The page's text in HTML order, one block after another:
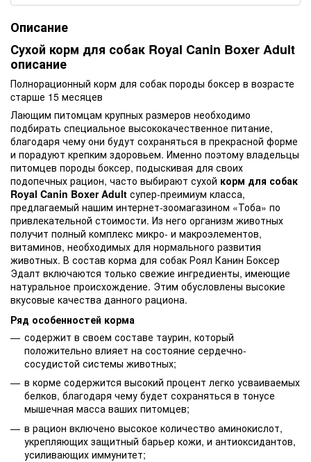
Описание
Сухой корм для собак Royal Canin Boxer Adult
описание
Полнорационный корм для собак породы боксер в возрасте
cтарше 15 месяцев
Лающим питомцам крупных размеров необходимо
подбирать специальное высококачественное питание,
благодаря чему они будут сохраняться в прекрасной форме
и порадуют крепким здоровьем. Именно поэтому владельцы
питомцев породы боксер, подыскивая для своих
подопечных рацион, часто выбирают сухой корм для собак
Royal Canin Boxer Adult супер-преимиум класса,
предлагаемый нашим интернет-зоомагазином «Тоба» по
привлекательной стоимости. Из него организм животных
получит полный комплекс микро- и макроэлементов,
витаминов, необходимых для нормального развития
животных. В состав корма для собак Роял Канин Боксер
Эдалт включаются только свежие ингредиенты, имеющие
натуральное происхождение. Этим обусловлены высокие
вкусовые качества данного рациона.
Ряд особенностей корма
содержит в своем составе таурин, который
положительно влияет на состояние сердечно-
сосудистой системы животных;
в корме содержится высокий процент легко усваиваемых
белков, благодаря чему будет сохраняться в тонусе
мышечная масса ваших питомцев;
в рацион включено высокое количество аминокислот,
укрепляющих защитный барьер кожи, и антиоксидантов,
усиливающих иммунитет;